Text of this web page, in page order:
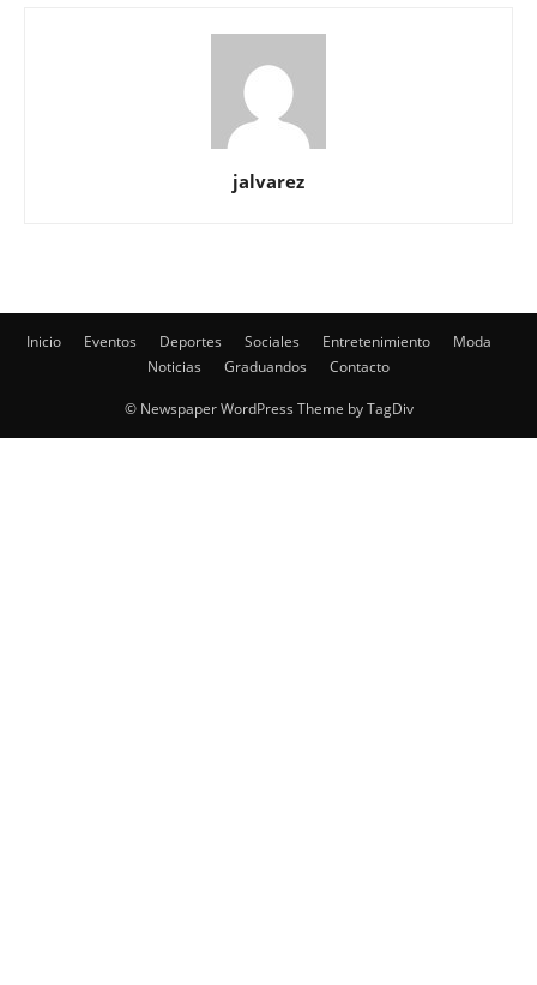
jalvarez
Inicio Eventos Deportes Sociales Entretenimiento
Moda
Noticias
Graduandos Contacto
© Newspaper WordPress Theme by TagDiv